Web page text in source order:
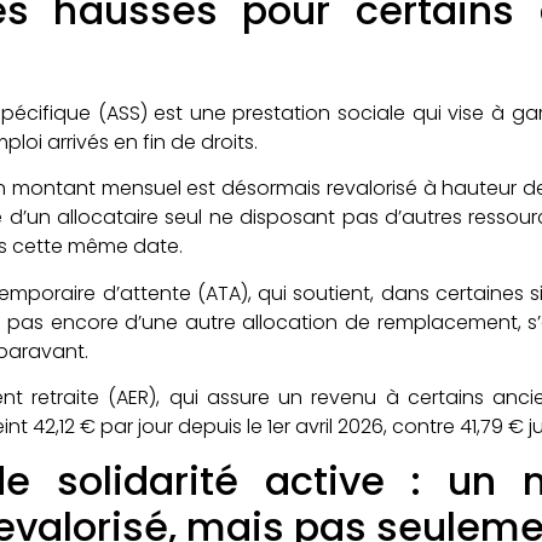
(ASS) est une prestation sociale qui vise à
arrivés en fin de droits.
montant mensuel est désormais revalorisé à hauteur
d’un allocataire seul ne disposant pas d’autres
cette même date.
d’attente (ATA), qui soutient, dans certaines
encore d’une autre allocation de remplacement,
retraite (AER), qui assure un revenu à certains
42,12 € par jour depuis le 1er avril 2026, contre 41,79 €
solidarité active : un
mais pas